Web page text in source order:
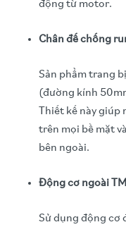
động từ motor.
Chân đế chống
Sản phẩm trang
(đường kính
Thiết kế này
trên mọi bề mặt
bên ngoài.
Động cơ ngoài
Sử dụng động cơ